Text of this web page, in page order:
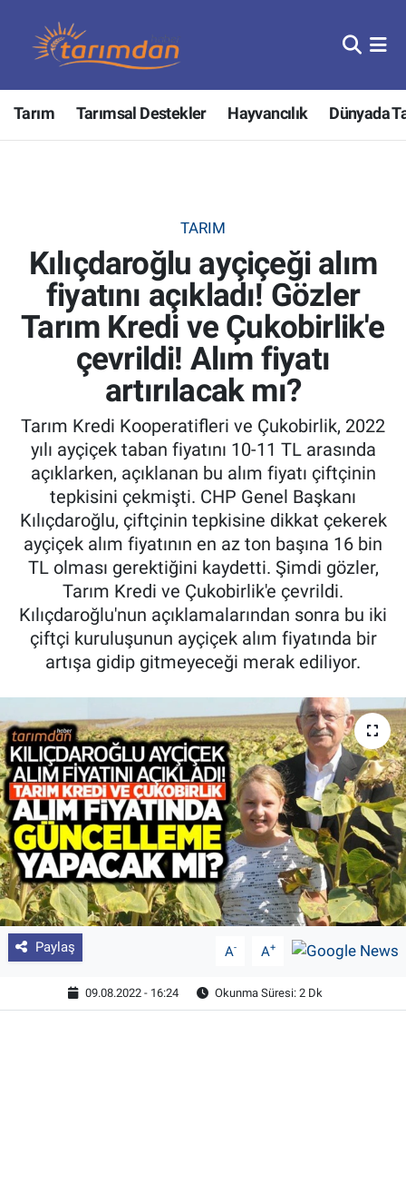
Tarım Tarımsal Destekler Hayvancılık Dünyada
TARIM
Kılıçdaroğlu ayçiçeği alım
fiyatını açıkladı! Gözler
Tarım Kredi ve Çukobirlik'e
çevrildi! Alım fiyatı
artırılacak mı?
Tarım Kredi Kooperatifleri ve Çukobirlik, 2022
yılı ayçiçek taban fiyatını 10-11 TL arasında
açıklarken, açıklanan bu alım fiyatı çiftçinin
tepkisini çekmişti. CHP Genel Başkanı
Kılıçdaroğlu, çiftçinin tepkisine dikkat çekerek
ayçiçek alım fiyatının en az ton başına 16 bin
TL olması gerektiğini kaydetti. Şimdi gözler,
Tarım Kredi ve Çukobirlik'e çevrildi.
Kılıçdaroğlu'nun açıklamalarından sonra bu iki
çiftçi kuruluşunun ayçiçek alım fiyatında bir
artışa gidip gitmeyeceği merak ediliyor.
Paylaş A- A+
09.08.2022 - 16:24 Okunma Süresi: 2 Dk
Tarım
Hayvancılık
Tarımsal Destekler
Tarım Bakanlığı
Tarım Kredi Kooperatifleri
Pankobirlik
Et fiyatları
Tarım Bilgisi
Yetiştirici Soruyor
Dünyada Tarım
Üretici Birlikleri
Şeker ve Şekerli Mamüller
Tahıllar ve Baklagiller
Tohum
Nöbetçi Eczaneler
Hava Durumu
Tüm Manşetler
Son Dakika Haberleri